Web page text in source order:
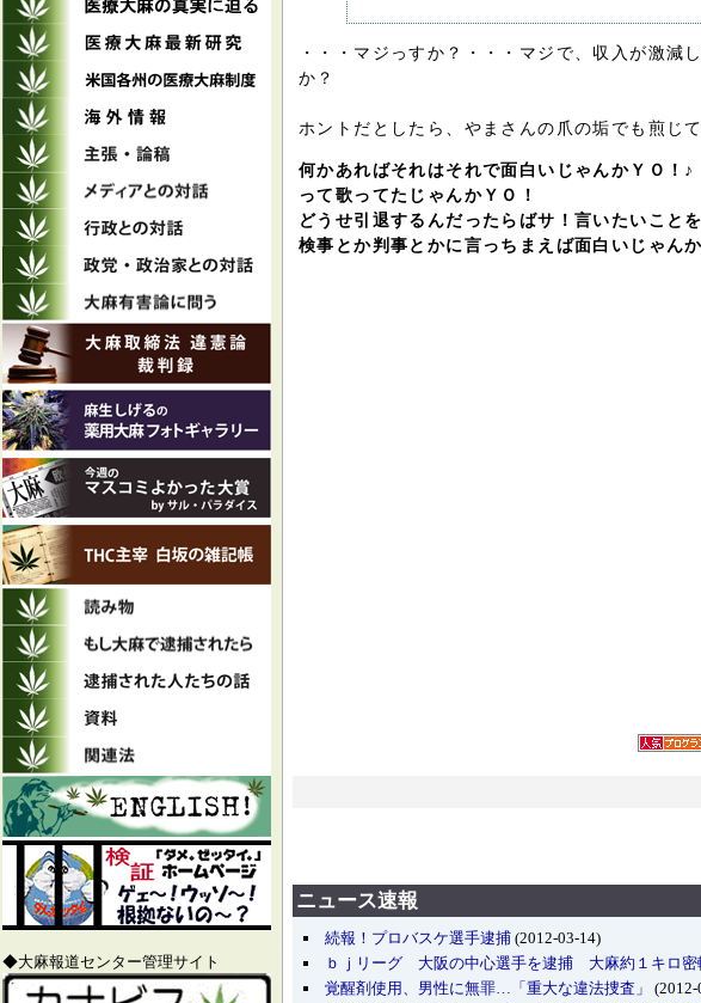
◆大麻報道センター管理サイト
・・・マジっすか？・・・マジで、収入が激減
か？
ホントだとしたら、やまさんの爪の垢でも煎じ
何かあればそれはそれで面白いじゃんかＹＯ！♪
って歌ってたじゃんかＹＯ！
どうせ引退するんだったらばサ！言いたいことを
検事とか判事とかに言っちまえば面白いじゃん
ニュース速報
続報！プロバスケ選手逮捕 (2012-03-14)
ｂｊリーグ 大阪の中心選手を逮捕 大麻約１キロ密
覚醒剤使用、男性に無罪…「重大な違法捜査」
(2012-